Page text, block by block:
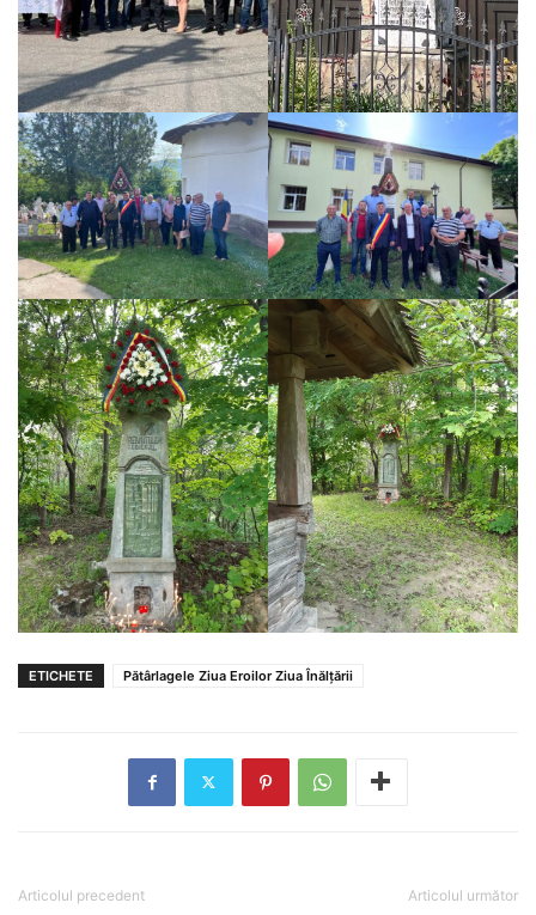
ETICHETE Pătârlagele Ziua Eroilor Ziua Înălțării
Articolul precedent Articolul următor